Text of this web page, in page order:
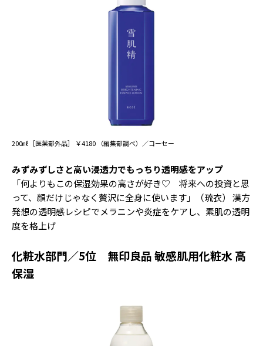
200㎖［医薬部外品］ ￥4180 （編集部調べ）／コーセー
みずみずしさと高い浸透力でもっちり透明感をアップ
「何よりもこの保湿効果の高さが好き♡ 将来への投資と思
って、顔だけじゃなく贅沢に全身に使います」（琉衣） 漢方
発想の透明感レシピでメラニンや炎症をケアし、素肌の透明
度を格上げ
化粧水部門／5位 無印良品 敏感肌用化粧水 高
保湿